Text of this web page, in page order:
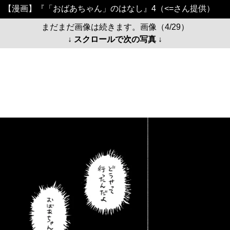
【漫画】『「おばあちゃん」のはなし』4（<=さん提供）
まだまだ画像は続きます。画像（4/29）
↓ スクロールで次の写真 ↓